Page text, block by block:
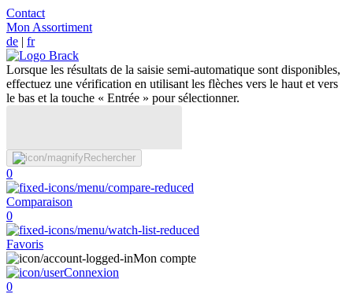
Contact
Mon Assortiment
de | fr
Lorsque les résultats de la saisie semi-automatique sont disponibles,
effectuez une vérification en utilisant les flèches vers le haut et vers
le bas et la touche « Entrée » pour sélectionner.
Rechercher
0
Comparaison
0
Favoris
Mon compte
Connexion
0